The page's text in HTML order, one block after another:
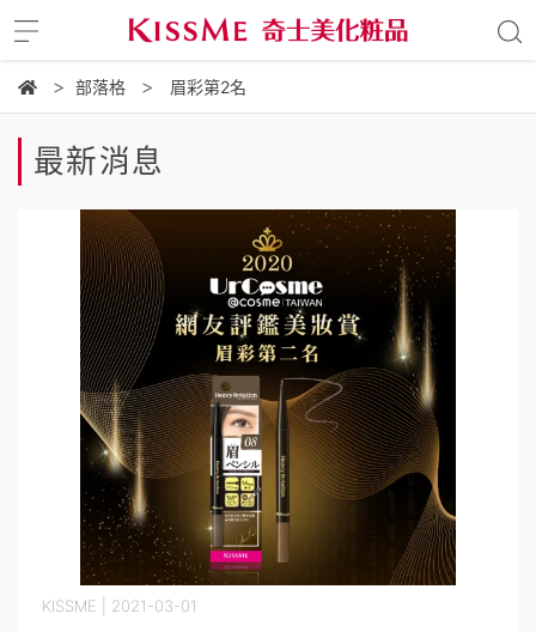
部落格 眉彩第2名
最新消息
KISSME | 2021-03-01